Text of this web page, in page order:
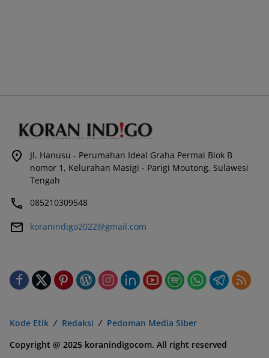
Jl. Hanusu - Perumahan Ideal Graha Permai Blok B
nomor 1, Kelurahan Masigi - Parigi Moutong, Sulawesi
Tengah
085210309548
koranindigo2022@gmail.com
Kode Etik Redaksi
Pedoman Media Siber
Copyright @ 2025 koranindigocom. All right reserved